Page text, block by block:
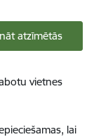
atzīmētās
vietnes
lai